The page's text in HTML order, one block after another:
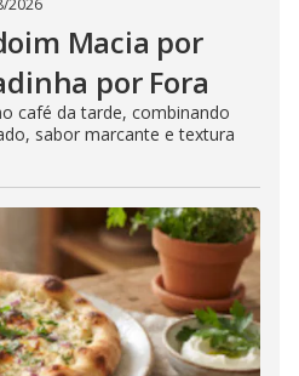
2026
Macia por
por Fora
café da tarde, combinando
sabor marcante e textura